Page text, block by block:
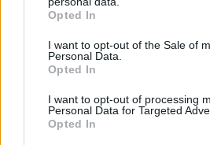
grant or deny consent to Google and
use your data for below specified
consent section.
Opted In
I want to opt-out of the Sale of
Personal Data.
Opted In
I want to opt-out of processing
Personal Data for Targeted
Opted In
Τα αναπάντητα ερωτήματα για την
4χρονο στην πισίνα: Στο
οι κάμερες και ο ρόλος του
ναυαγοσώστη